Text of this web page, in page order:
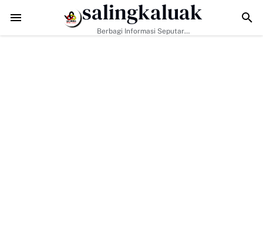
Hanya Bangun Jalan, Bekali Warga Buluh Kasok dengan
salingkaluak
Berbagi Informasi Seputar